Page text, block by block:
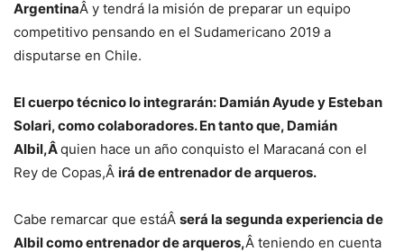
ArgentinaÂ y tendrá la misión de preparar un equipo
competitivo pensando en el Sudamericano 2019 a
disputarse en Chile.
El cuerpo técnico lo integrarán: Damián Ayude y Esteban
Solari, como colaboradores. En tanto que, Damián
Albil,Âquien hace un año conquisto el Maracaná con el
Rey de Copas,Â irá de entrenador de arqueros.
Cabe remarcar que estáÂ será la segunda experiencia de
Albil como entrenador de arqueros,Â teniendo en cuenta